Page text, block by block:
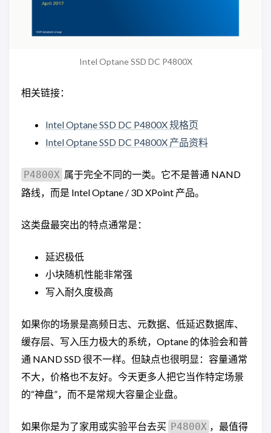
Intel Optane SSD DC P4800X
相关链接：
Intel Optane SSD DC P4800X 规格页
Intel Optane SSD DC P4800X 产品资料
P4800X 属于完全不同的一类。它不是普通 NAND
路线，而是 Intel Optane / 3D XPoint 产品。
这类盘最突出的特点通常是：
延迟极低
小块随机性能非常强
写入耐久度极高
如果你的场景是高频日志、元数据、低延迟数据库、
缓存层、写入压力极大的系统，Optane 的体验会和普
通 NAND SSD 很不一样。但缺点也很明显：容量通常
不大，价格也不友好。今天更多人把它当作特定场景
的“神盘”，而不是常规大容量企业盘。
如果你是为了家用或实验平台去买 P4800X ，最值得